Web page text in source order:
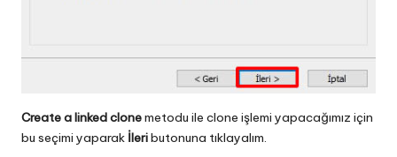
Create a linked clonemetodu ile clone işlemi yapacağımız için
bu seçimi yaparak İleributonuna tıklayalım.